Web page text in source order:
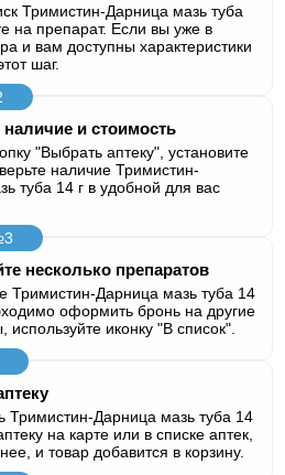
Тримистин-Дарница мазь туба
на препарат. Если вы уже в
и вам доступны характеристики
шаг.
наличие и стоимость
"Выбрать аптеку", установите
наличие Тримистин-
туба 14 г в удобной для вас
несколько препаратов
Тримистин-Дарница мазь туба 14
оформить бронь на другие
используйте иконку "В список".
Тримистин-Дарница мазь туба 14
на карте или в списке аптек,
и товар добавится в корзину.